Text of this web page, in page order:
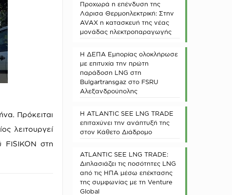
Πρόκειται
λειτουργεί
FISIKON στη
Προχωρά η επένδυση της
Λάρισα Θερμοηλεκτρική: Στην
AVAX η κατασκευή της νέας
μονάδας ηλεκτροπαραγωγής
Η ΔΕΠΑ Εμπορίας ολοκλήρωσε
με επιτυχία την πρώτη
παράδοση LNG στη
Bulgartransgaz στο FSRU
Αλεξανδρούπολης
Η ATLANTIC SEE LNG TRADE
επιταχύνει την ανάπτυξή της
στον Κάθετο Διάδρομο
ATLANTIC SEE LNG TRADE:
Διπλασιάζει τις ποσότητες LNG
από τις ΗΠΑ μέσω επέκτασης
της συμφωνίας με τη Venture
Global